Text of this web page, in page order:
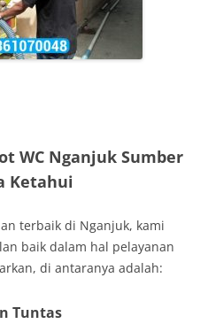
WC Nganjuk Sumber
Ketahui
terbaik di Nganjuk, kami
baik dalam hal pelayanan
di antaranya adalah:
Tuntas